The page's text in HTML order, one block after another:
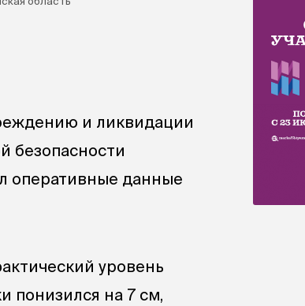
и ликвидации
безопасности
оперативные данные
уровень
понизился на 7 см,